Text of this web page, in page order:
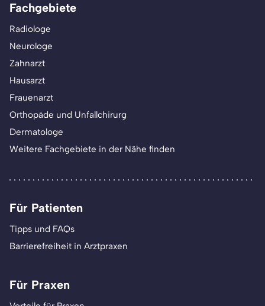
Fachgebiete
Radiologe
Neurologe
Zahnarzt
Hausarzt
Frauenarzt
Orthopäde und Unfallchirurg
Dermatologe
Weitere Fachgebiete in der Nähe finden
Für Patienten
Tipps und FAQs
Barrierefreiheit in Arztpraxen
Für Praxen